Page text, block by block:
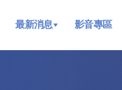
最新消息 影音專區